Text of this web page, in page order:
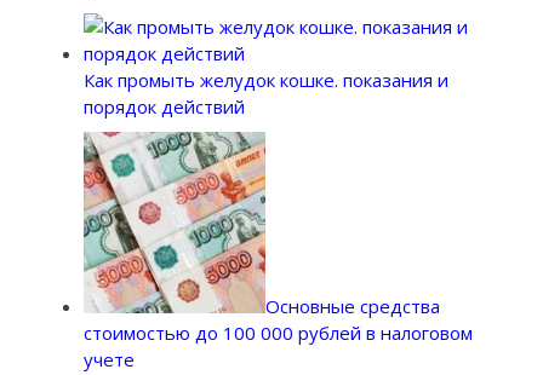
Как промыть желудок кошке. показания и
порядок действий
Основные средства
стоимостью до 100 000 рублей в налоговом
учете